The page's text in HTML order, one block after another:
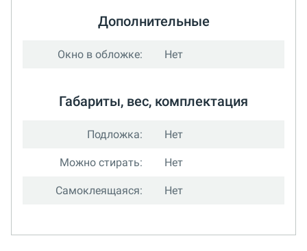
Дополнительные
Окно в обложке: Нет
Габариты, вес, комплектация
Подложка: Нет
Можно стирать: Нет
Самоклеящаяся: Нет